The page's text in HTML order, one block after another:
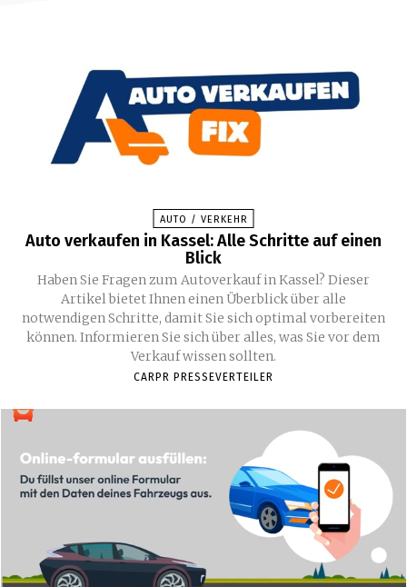
AUTO / VERKEHR
Auto verkaufen in Kassel: Alle Schritte auf einen
Blick
Haben Sie Fragen zum Autoverkauf in Kassel? Dieser
Artikel bietet Ihnen einen Überblick über alle
notwendigen Schritte, damit Sie sich optimal vorbereiten
können. Informieren Sie sich über alles, was Sie vor dem
Verkauf wissen sollten.
CARPR PRESSEVERTEILER